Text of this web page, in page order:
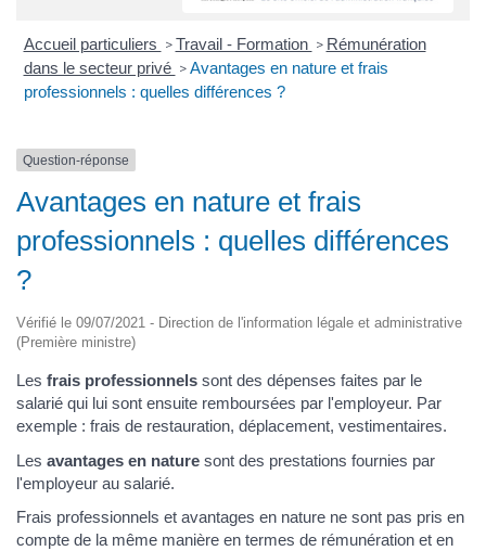
Accueil particuliers > Travail - Formation > Rémunération
dans le secteur privé > Avantages en nature et frais
professionnels : quelles différences ?
Question-réponse
Avantages en nature et frais
professionnels : quelles différences
?
Vérifié le 09/07/2021 - Direction de l'information légale et administrative
(Première ministre)
Les frais professionnels sont des dépenses faites par le
salarié qui lui sont ensuite remboursées par l'employeur. Par
exemple : frais de restauration, déplacement, vestimentaires.
Les avantages en nature sont des prestations fournies par
l'employeur au salarié.
Frais professionnels et avantages en nature ne sont pas pris en
compte de la même manière en termes de rémunération et en